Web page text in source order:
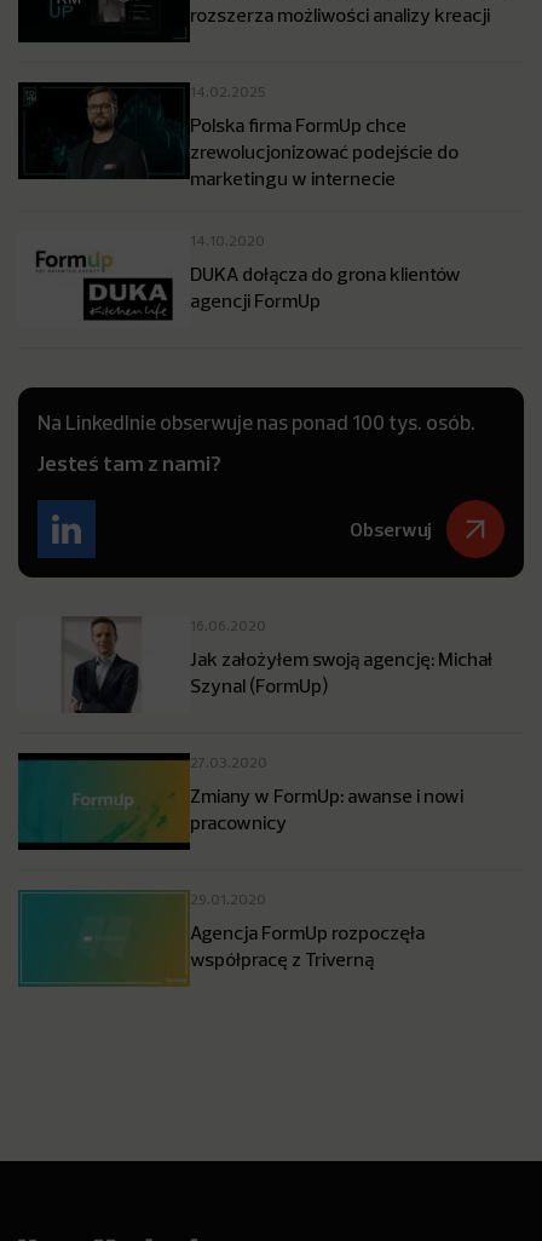
rozszerza możliwości analizy kreacji
14.02.2025
Polska firma FormUp chce
zrewolucjonizować podejście do
marketingu w internecie
14.10.2020
DUKA dołącza do grona klientów
agencji FormUp
Na LinkedInie obserwuje nas ponad 100 tys. osób.
Jesteś tam z nami?
Obserwuj
16.06.2020
Jak założyłem swoją agencję: Michał
Szynal (FormUp)
27.03.2020
Zmiany w FormUp: awanse i nowi
pracownicy
29.01.2020
Agencja FormUp rozpoczęła
współpracę z Triverną